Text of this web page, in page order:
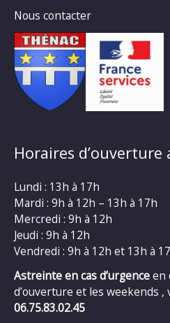
Nous contacter
Horaires d’ouverture
Lundi : 13h à 17h
Mardi : 9h à 12h – 13h à 17h
Mercredi : 9h à 12h
Jeudi : 9h à 12h
Vendredi : 9h à 12h et 13h à
Astreinte en cas d’urgenceen
d’ouverture et les weekends
06.75.83.02.45